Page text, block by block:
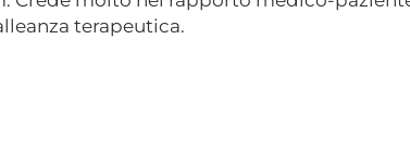
terapeutica.